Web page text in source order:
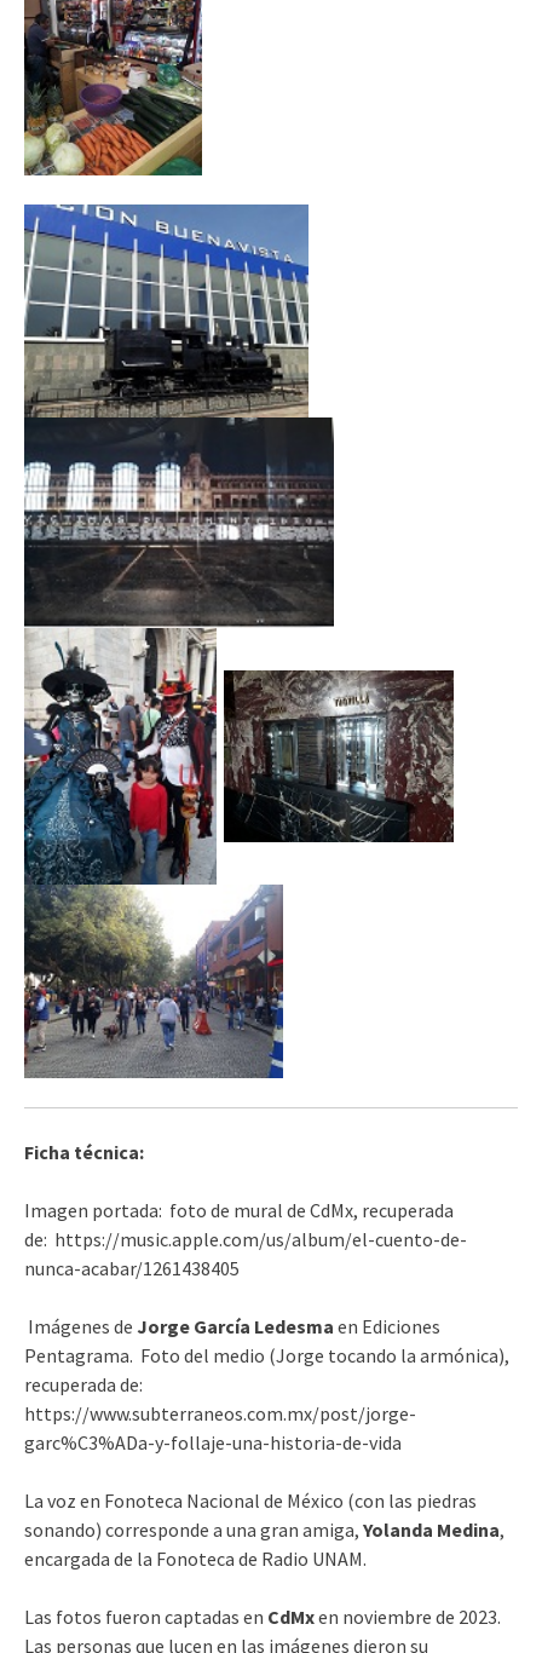
Ficha técnica:
Imagen portada: foto de mural de CdMx, recuperada
de: https://music.apple.com/us/album/el-cuento-de-
nunca-acabar/1261438405
Imágenes de Jorge García Ledesma en Ediciones
Pentagrama. Foto del medio (Jorge tocando la armónica),
recuperada de:
https://www.subterraneos.com.mx/post/jorge-
garc%C3%ADa-y-follaje-una-historia-de-vida
La voz en Fonoteca Nacional de México (con las piedras
sonando) corresponde a una gran amiga, Yolanda Medina,
encargada de la Fonoteca de Radio UNAM.
Las fotos fueron captadas en CdMxen noviembre de 2023.
Las personas que lucen en las imágenes dieron su